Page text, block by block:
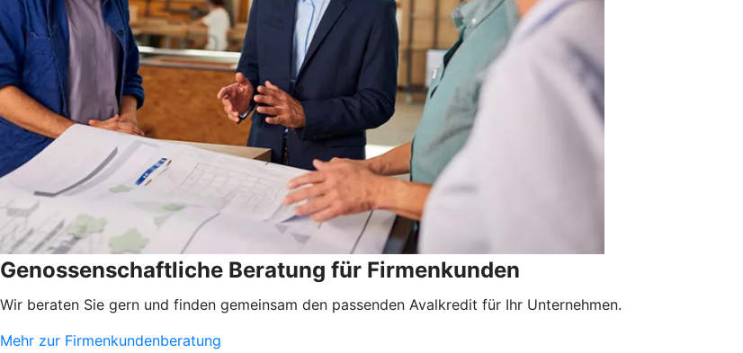
Genossenschaftliche Beratung für Firmenkunden
Wir beraten Sie gern und finden gemeinsam den passenden Avalkredit für Ihr Unternehmen.
Mehr zur Firmenkundenberatung